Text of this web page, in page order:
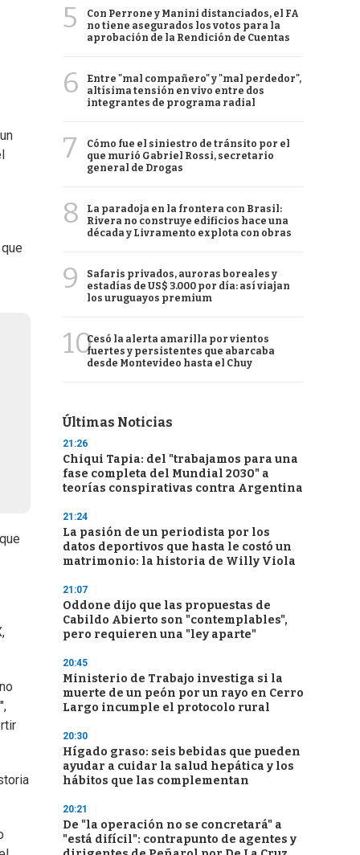
que
5
Con Perrone y Manini distanciados, el FA
no tiene asegurados los votos para la
aprobación de la Rendición de Cuentas
6
Entre "mal compañero" y "mal perdedor",
altísima tensión en vivo entre dos
integrantes de programa radial
7
Cómo fue el siniestro de tránsito por el
que murió Gabriel Rossi, secretario
general de Drogas
8
La paradoja en la frontera con Brasil:
Rivera no construye edificios hace una
década y Livramento explota con obras
9
Safaris privados, auroras boreales y
estadías de US$ 3.000 por día: así viajan
los uruguayos premium
10Cesó la alerta amarilla por vientos
fuertes y persistentes que abarcaba
desde Montevideo hasta el Chuy
Últimas Noticias
21:26
Chiqui Tapia: del "trabajamos para una
fase completa del Mundial 2030" a
teorías conspirativas contra Argentina
21:24
La pasión de un periodista por los
datos deportivos que hasta le costó un
matrimonio: la historia de Willy Viola
21:07
Oddone dijo que las propuestas de
Cabildo Abierto son "contemplables",
pero requieren una "ley aparte"
20:45
Ministerio de Trabajo investiga si la
muerte de un peón por un rayo en Cerro
Largo incumple el protocolo rural
20:30
Hígado graso: seis bebidas que pueden
ayudar a cuidar la salud hepática y los
hábitos que las complementan
20:21
De "la operación no se concretará" a
"está difícil": contrapunto de agentes y